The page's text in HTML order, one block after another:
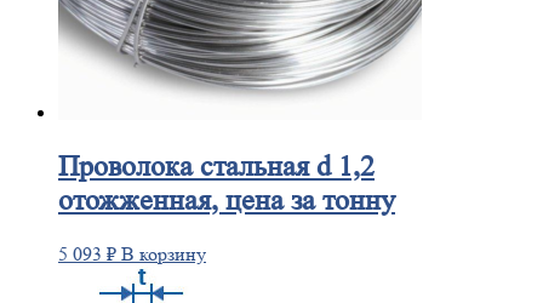
Проволокастальная d 1,2
отожженная, цена за тонну
5 093 ₽ В корзину